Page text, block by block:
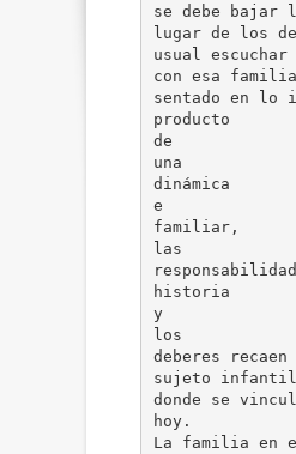
se debe bajar
lugar de los
usual escuchar
con esa
sentado en lo
producto
de
una
dinámica
e
familiar,
las
historia
y
los
deberes
sujeto
donde se
hoy.
La familia en